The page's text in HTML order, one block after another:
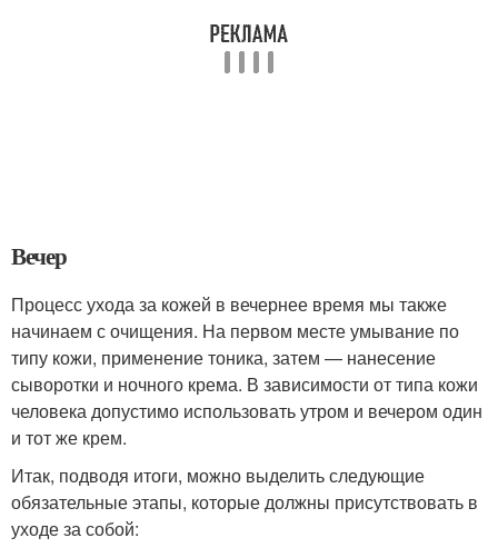
Вечер
Процесс ухода за кожей в вечернее время мы также
начинаем с очищения. На первом месте умывание по
типу кожи, применение тоника, затем — нанесение
сыворотки и ночного крема. В зависимости от типа кожи
человека допустимо использовать утром и вечером один
и тот же крем.
Итак, подводя итоги, можно выделить следующие
обязательные этапы, которые должны присутствовать в
уходе за собой: